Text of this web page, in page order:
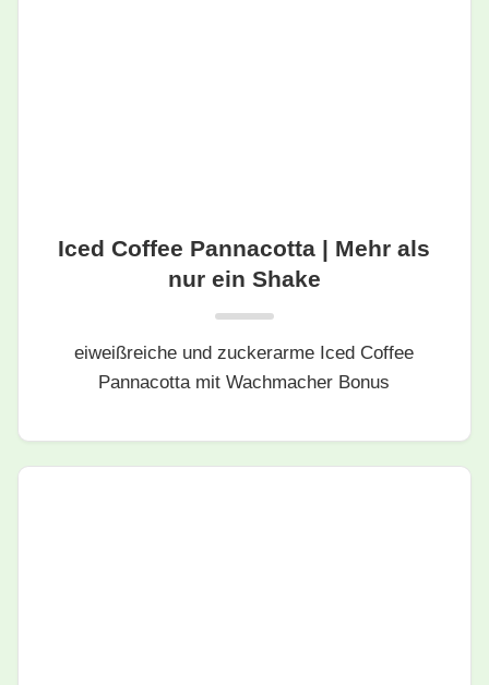
Iced Coffee Pannacotta | Mehr als
nur ein Shake
eiweißreiche und zuckerarme Iced Coffee
Pannacotta mit Wachmacher Bonus